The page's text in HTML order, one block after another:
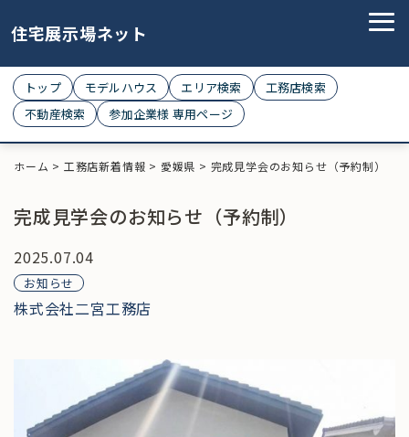
住宅展示場ネット
トップ モデルハウス エリア検索
工務店検索
不動産検索
参加企業様 専用ページ
ホーム > 工務店新着情報 > 愛媛県 > 完成見学会のお知らせ（予約制）
完成見学会のお知らせ（予約制）
2025.07.04
お知らせ
株式会社二宮工務店